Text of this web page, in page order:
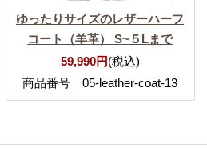
ゆったりサイズのレザーハーフ
コート（羊革） S~５Lまで
59,990円(税込)
商品番号 05-leather-coat-13